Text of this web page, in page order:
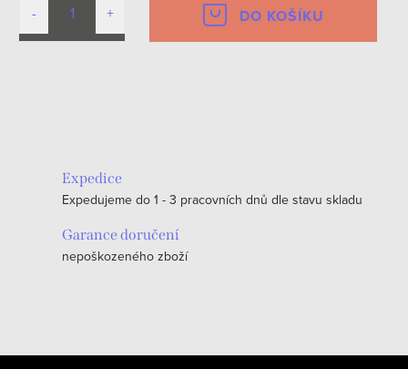
DO KOŠÍKU
k
Expedice
Expedujeme do 1 - 3 pracovních dnů dle stavu skladu
Garance doručení
nepoškozeného zboží